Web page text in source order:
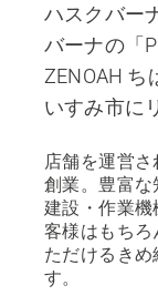
ハスクバー
バーナの「
ZENOAH
いすみ市に
店舗を運営
創業。豊富な
建設・作業
客様はもち
ただけるき
す。